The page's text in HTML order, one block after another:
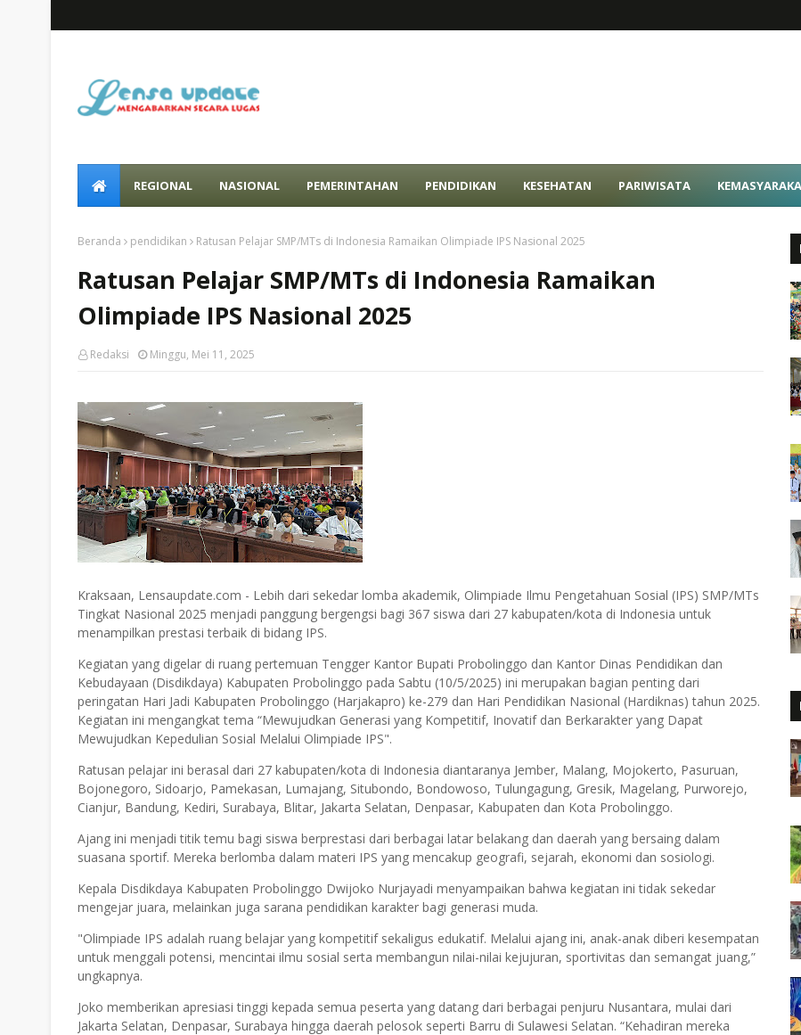
REGIONAL NASIONAL PEMERINTAHAN PENDIDIKAN KESEHATAN PARIWISATA
Beranda pendidikan Ratusan Pelajar SMP/MTs di Indonesia Ramaikan Olimpiade IPS Nasional 2025
Ratusan Pelajar SMP/MTs di Indonesia Ramaikan
Olimpiade IPS Nasional 2025
Redaksi Minggu, Mei 11, 2025
Kraksaan, Lensaupdate.com - Lebih dari sekedar lomba akademik, Olimpiade Ilmu Pengetahuan Sosial (IPS) SMP/MTs
Tingkat Nasional 2025 menjadi panggung bergengsi bagi 367 siswa dari 27 kabupaten/kota di Indonesia untuk
menampilkan prestasi terbaik di bidang IPS.
Kegiatan yang digelar di ruang pertemuan Tengger Kantor Bupati Probolinggo dan Kantor Dinas Pendidikan dan
Kebudayaan (Disdikdaya) Kabupaten Probolinggo pada Sabtu (10/5/2025) ini merupakan bagian penting dari
peringatan Hari Jadi Kabupaten Probolinggo (Harjakapro) ke-279 dan Hari Pendidikan Nasional (Hardiknas) tahun 2025.
Kegiatan ini mengangkat tema “Mewujudkan Generasi yang Kompetitif, Inovatif dan Berkarakter yang Dapat
Mewujudkan Kepedulian Sosial Melalui Olimpiade IPS".
Ratusan pelajar ini berasal dari 27 kabupaten/kota di Indonesia diantaranya Jember, Malang, Mojokerto, Pasuruan,
Bojonegoro, Sidoarjo, Pamekasan, Lumajang, Situbondo, Bondowoso, Tulungagung, Gresik, Magelang, Purworejo,
Cianjur, Bandung, Kediri, Surabaya, Blitar, Jakarta Selatan, Denpasar, Kabupaten dan Kota Probolinggo.
Ajang ini menjadi titik temu bagi siswa berprestasi dari berbagai latar belakang dan daerah yang bersaing dalam
suasana sportif. Mereka berlomba dalam materi IPS yang mencakup geografi, sejarah, ekonomi dan sosiologi.
Kepala Disdikdaya Kabupaten Probolinggo Dwijoko Nurjayadi menyampaikan bahwa kegiatan ini tidak sekedar
mengejar juara, melainkan juga sarana pendidikan karakter bagi generasi muda.
"Olimpiade IPS adalah ruang belajar yang kompetitif sekaligus edukatif. Melalui ajang ini, anak-anak diberi kesempatan
untuk menggali potensi, mencintai ilmu sosial serta membangun nilai-nilai kejujuran, sportivitas dan semangat juang,”
ungkapnya.
Joko memberikan apresiasi tinggi kepada semua peserta yang datang dari berbagai penjuru Nusantara, mulai dari
Jakarta Selatan, Denpasar, Surabaya hingga daerah pelosok seperti Barru di Sulawesi Selatan. “Kehadiran mereka